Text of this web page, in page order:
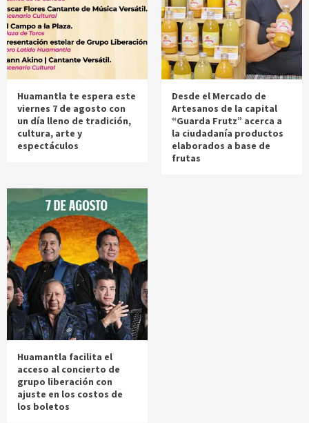
Huamantla te espera este
viernes 7 de agosto con
un día lleno de tradición,
cultura, arte y
espectáculos
Desde el Mercado de
Artesanos de la capital
“Guarda Frutz” acerca a
la ciudadanía productos
elaborados a base de
frutas
Huamantla facilita el
acceso al concierto de
grupo liberación con
ajuste en los costos de
los boletos